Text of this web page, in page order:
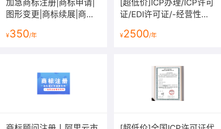
加急商标注册|商标申请|
图形变更|商标续展|商标
拿不到受理通知书退款
¥350/年
[超低价]ICP办理/ICP许可
证/EDI许可证/-经营性网
务许可证
¥2500/年